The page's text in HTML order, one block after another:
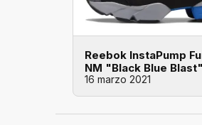
Reebok InstaPump
NM "Black Blue Blast"
16 marzo 2021